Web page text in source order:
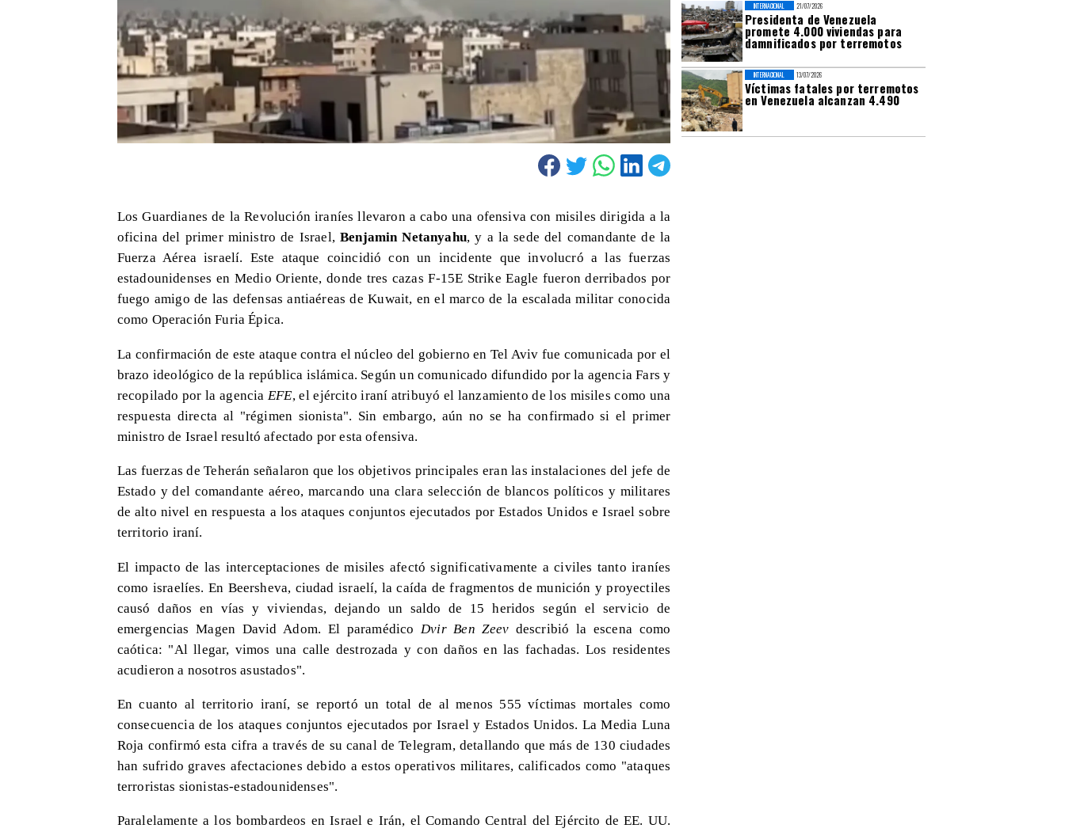
21/07/2026
Presidenta de Venezuela
promete 4.000 viviendas para
damnificados por terremotos
INTERNACIONAL
13/07/2026
Víctimas fatales por terremotos
en Venezuela alcanzan 4.490
INTERNACIONAL
Los Guardianes de la Revolución iraníes llevaron a cabo una ofensiva con misiles dirigida a la
oficina del primer ministro de Israel,Benjamin Netanyahu, y a la sede del comandante de la
Fuerza Aérea israelí. Este ataque coincidió con un incidente que involucró a las fuerzas
estadounidenses en Medio Oriente, donde tres cazas F-15E Strike Eagle fueron derribados por
fuego amigo de las defensas antiaéreas de Kuwait, en el marco de la escalada militar conocida
como Operación Furia Épica.
La confirmación de este ataque contra el núcleo del gobierno en Tel Aviv fue comunicada por el
brazo ideológico de la república islámica. Según un comunicado difundido por la agencia Fars y
recopilado por la agencia EFE, el ejército iraní atribuyó el lanzamiento de los misiles como una
respuesta directa al "régimen sionista". Sin embargo, aún no se ha confirmado si el primer
ministro de Israel resultó afectado por esta ofensiva.
Las fuerzas de Teherán señalaron que los objetivos principales eran las instalaciones del jefe de
Estado y del comandante aéreo, marcando una clara selección de blancos políticos y militares
de alto nivel en respuesta a los ataques conjuntos ejecutados por Estados Unidos e Israel sobre
territorio iraní.
El impacto de las interceptaciones de misiles afectó significativamente a civiles tanto iraníes
como israelíes. En Beersheva, ciudad israelí, la caída de fragmentos de munición y proyectiles
causó daños en vías y viviendas, dejando un saldo de 15 heridos según el servicio de
emergencias Magen David Adom. El paramédico Dvir Ben Zeev describió la escena como
caótica: "Al llegar, vimos una calle destrozada y con daños en las fachadas. Los residentes
acudieron a nosotros asustados".
En cuanto al territorio iraní, se reportó un total de al menos 555 víctimas mortales como
consecuencia de los ataques conjuntos ejecutados por Israel y Estados Unidos. La Media Luna
Roja confirmó esta cifra a través de su canal de Telegram, detallando que más de 130 ciudades
han sufrido graves afectaciones debido a estos operativos militares, calificados como "ataques
terroristas sionistas-estadounidenses".
Paralelamente a los bombardeos en Israel e Irán, el Comando Central del Ejército de EE. UU.